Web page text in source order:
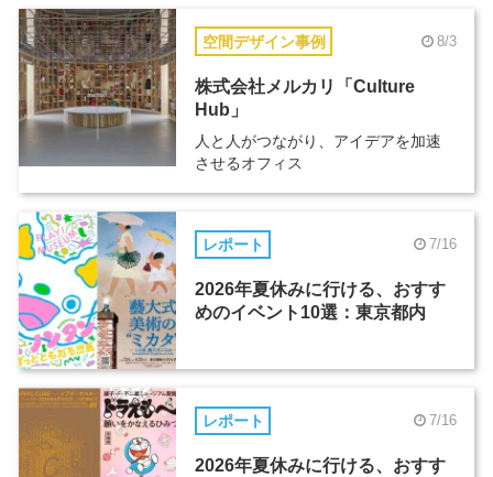
空間デザイン事例 8/3
株式会社メルカリ「Culture
Hub」
人と人がつながり、アイデアを加速
させるオフィス
レポート 7/16
2026年夏休みに行ける、おすす
めのイベント10選：東京都内
レポート 7/16
2026年夏休みに行ける、おすす